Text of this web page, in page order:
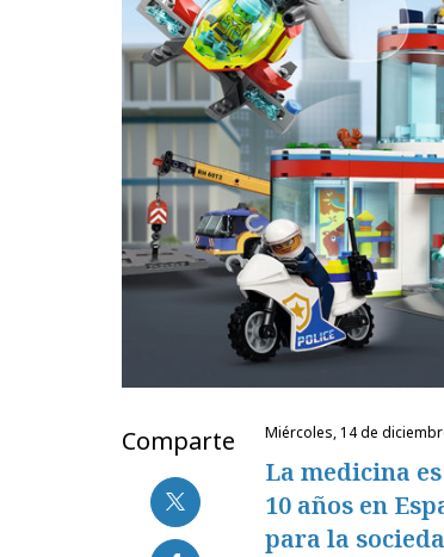
Comparte miércoles, 14 de
La medicina
10 años en
para la